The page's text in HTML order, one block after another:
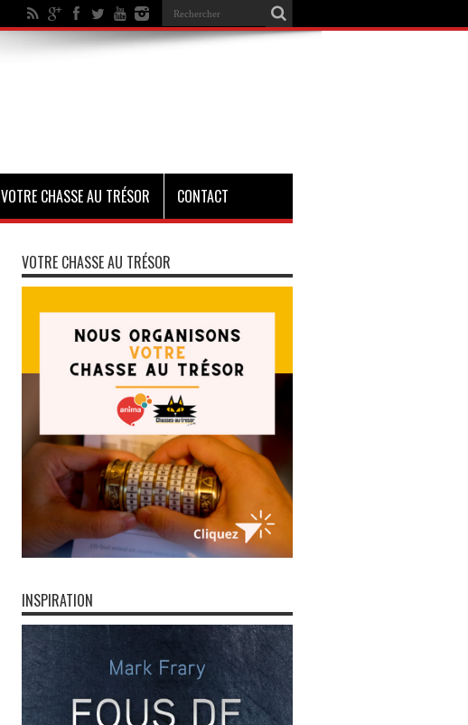
VOTRE CHASSE AU TRÉSOR CONTACT
VOTRE CHASSE AU TRÉSOR
INSPIRATION